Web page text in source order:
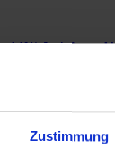
Zustimmung
DS Autohaus
Autohaus